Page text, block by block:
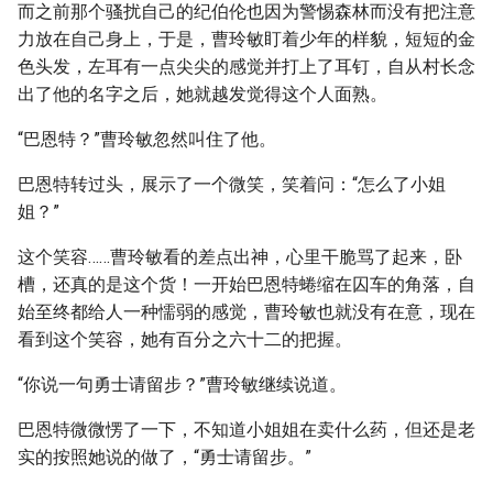
而之前那个骚扰自己的纪伯伦也因为警惕森林而没有把注意
力放在自己身上，于是，曹玲敏盯着少年的样貌，短短的金
色头发，左耳有一点尖尖的感觉并打上了耳钉，自从村长念
出了他的名字之后，她就越发觉得这个人面熟。
“巴恩特？”曹玲敏忽然叫住了他。
巴恩特转过头，展示了一个微笑，笑着问：“怎么了小姐
姐？”
这个笑容……曹玲敏看的差点出神，心里干脆骂了起来，卧
槽，还真的是这个货！一开始巴恩特蜷缩在囚车的角落，自
始至终都给人一种懦弱的感觉，曹玲敏也就没有在意，现在
看到这个笑容，她有百分之六十二的把握。
“你说一句勇士请留步？”曹玲敏继续说道。
巴恩特微微愣了一下，不知道小姐姐在卖什么药，但还是老
实的按照她说的做了，“勇士请留步。”